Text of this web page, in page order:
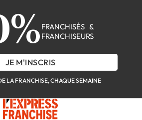
FRANCHISÉS &
FRANCHISEURS
JE M'INSCRIS
LA FRANCHISE, CHAQUE SEMAINE